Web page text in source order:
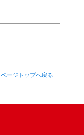
ページトップへ戻る